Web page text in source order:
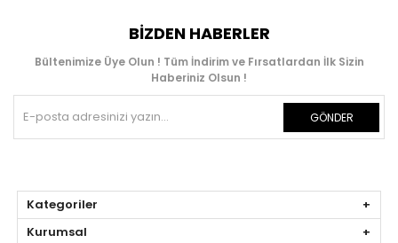
BIZDEN HABERLER
Bültenimize Üye Olun ! Tüm İndirim ve Fırsatlardan İlk Sizin
Haberiniz Olsun !
GÖNDER
Kategoriler
Kurumsal